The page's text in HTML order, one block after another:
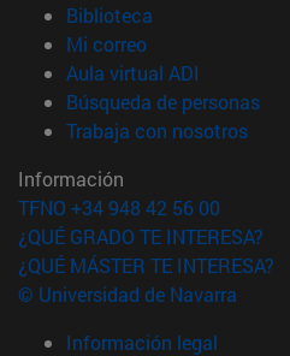
Biblioteca
Mi correo(abre en nueva
Aula virtual ADI
Búsqueda de personas
Trabaja con nosotros
Información
TFNO +34 948 42 56 00
¿QUÉ GRADO TE INTERESA?
¿QUÉ MÁSTER TE INTERESA?
© Universidad de Navarra
Información legal